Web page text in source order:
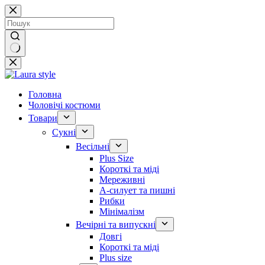
Перейти
до
вмісту
Немає
результатів
Головна
Чоловічі костюми
Товари
Сукні
Весільні
Plus Size
Короткі та міді
Мереживні
А-силует та пишні
Рибки
Мінімалізм
Вечірні та випускні
Довгі
Короткі та міді
Plus size